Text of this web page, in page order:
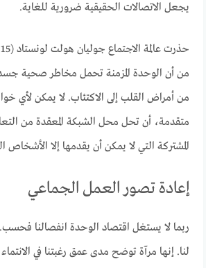
يجعل الاتصالات الحقيقية ضرورية للغاية.
من أن الوحدة المزمنة تحمل مخاطر صحية
من أمراض القلب إلى الاكتئاب. لا يمكن لأي
متقدمة، أن تحل محل الشبكة المعقدة من
المشتركة التي لا يمكن أن يقدمها إلا الأشخاص
إعادة تصور العمل الجماعي
ربما لا يستغل اقتصاد الوحدة انفصالنا
لنا. إنها مرآة توضح مدى عمق رغبتنا في